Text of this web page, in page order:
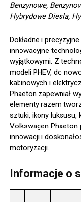
Benzynowe,
Hybrydowe Diesla,
Dokładne i
innowacyjne
wyjątkowymi. Z
modeli PHEV, do
kabinowych i
Phaeton zapewniał
elementy razem
sztuki, ikony luksusu,
Volkswagen Phaeton
innowacji i
motoryzacji.
Informacje o